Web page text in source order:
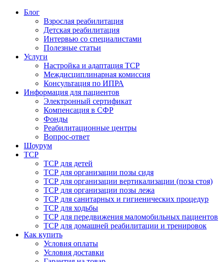
Блог
Взрослая реабилитация
Детская реабилитация
Интервью со специалистами
Полезные статьи
Услуги
Настройка и адаптация ТСР
Междисциплинарная комиссия
Консультация по ИПРА
Информация для пациентов
Электронный сертификат
Компенсация в СФР
Фонды
Реабилитационные центры
Вопрос-ответ
Шоурум
ТСР
ТСР для детей
ТСР для организации позы сидя
ТСР для организации вертикализации (поза стоя)
ТСР для организации позы лежа
ТСР для санитарных и гигиенических процедур
ТСР для ходьбы
ТСР для передвижения маломобильных пациентов
ТСР для домашней реабилитации и тренировок
Как купить
Условия оплаты
Условия доставки